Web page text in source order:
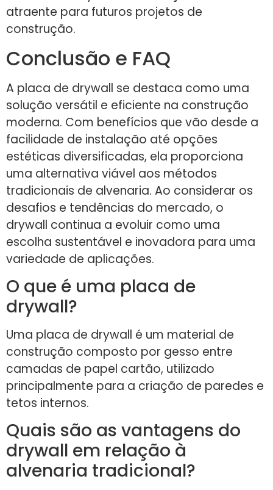
atraente para futuros projetos de
construção.
Conclusão e FAQ
A placa de drywall se destaca como uma
solução versátil e eficiente na construção
moderna. Com benefícios que vão desde a
facilidade de instalação até opções
estéticas diversificadas, ela proporciona
uma alternativa viável aos métodos
tradicionais de alvenaria. Ao considerar os
desafios e tendências do mercado, o
drywall continua a evoluir como uma
escolha sustentável e inovadora para uma
variedade de aplicações.
O que é uma placa de
drywall?
Uma placa de drywall é um material de
construção composto por gesso entre
camadas de papel cartão, utilizado
principalmente para a criação de paredes e
tetos internos.
Quais são as vantagens do
drywall em relação à
alvenaria tradicional?